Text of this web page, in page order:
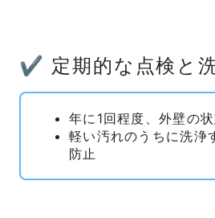
✔ 定期的な点検と
年に1回程度、外壁の
軽い汚れのうちに洗浄
防止